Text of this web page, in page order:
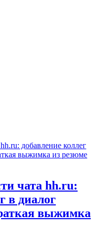
чата hh.ru:
в диалог
выжимка